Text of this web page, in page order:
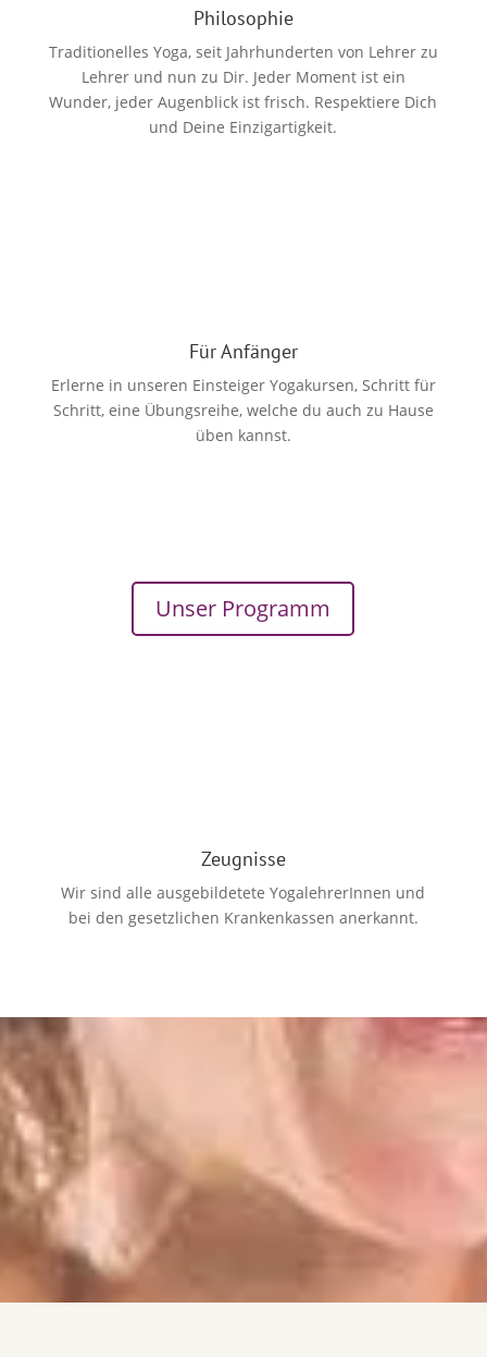
Philosophie
Traditionelles Yoga, seit Jahrhunderten von Lehrer zu
Lehrer und nun zu Dir. Jeder Moment ist ein
Wunder, jeder Augenblick ist frisch. Respektiere Dich
und Deine Einzigartigkeit.
Für Anfänger
Erlerne in unseren Einsteiger Yogakursen, Schritt für
Schritt, eine Übungsreihe, welche du auch zu Hause
üben kannst.
Unser Programm
Zeugnisse
Wir sind alle ausgebildetete YogalehrerInnen und
bei den gesetzlichen Krankenkassen anerkannt.